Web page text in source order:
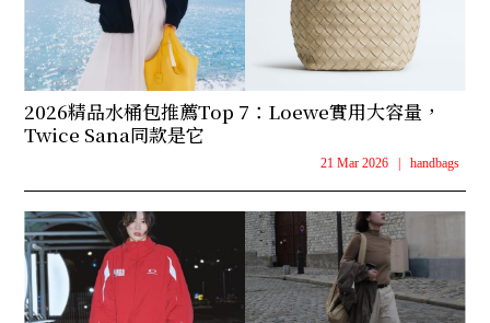
2026精品水桶包推薦Top 7：Loewe實用大容量，
Twice Sana同款是它
21 Mar 2026 handbags